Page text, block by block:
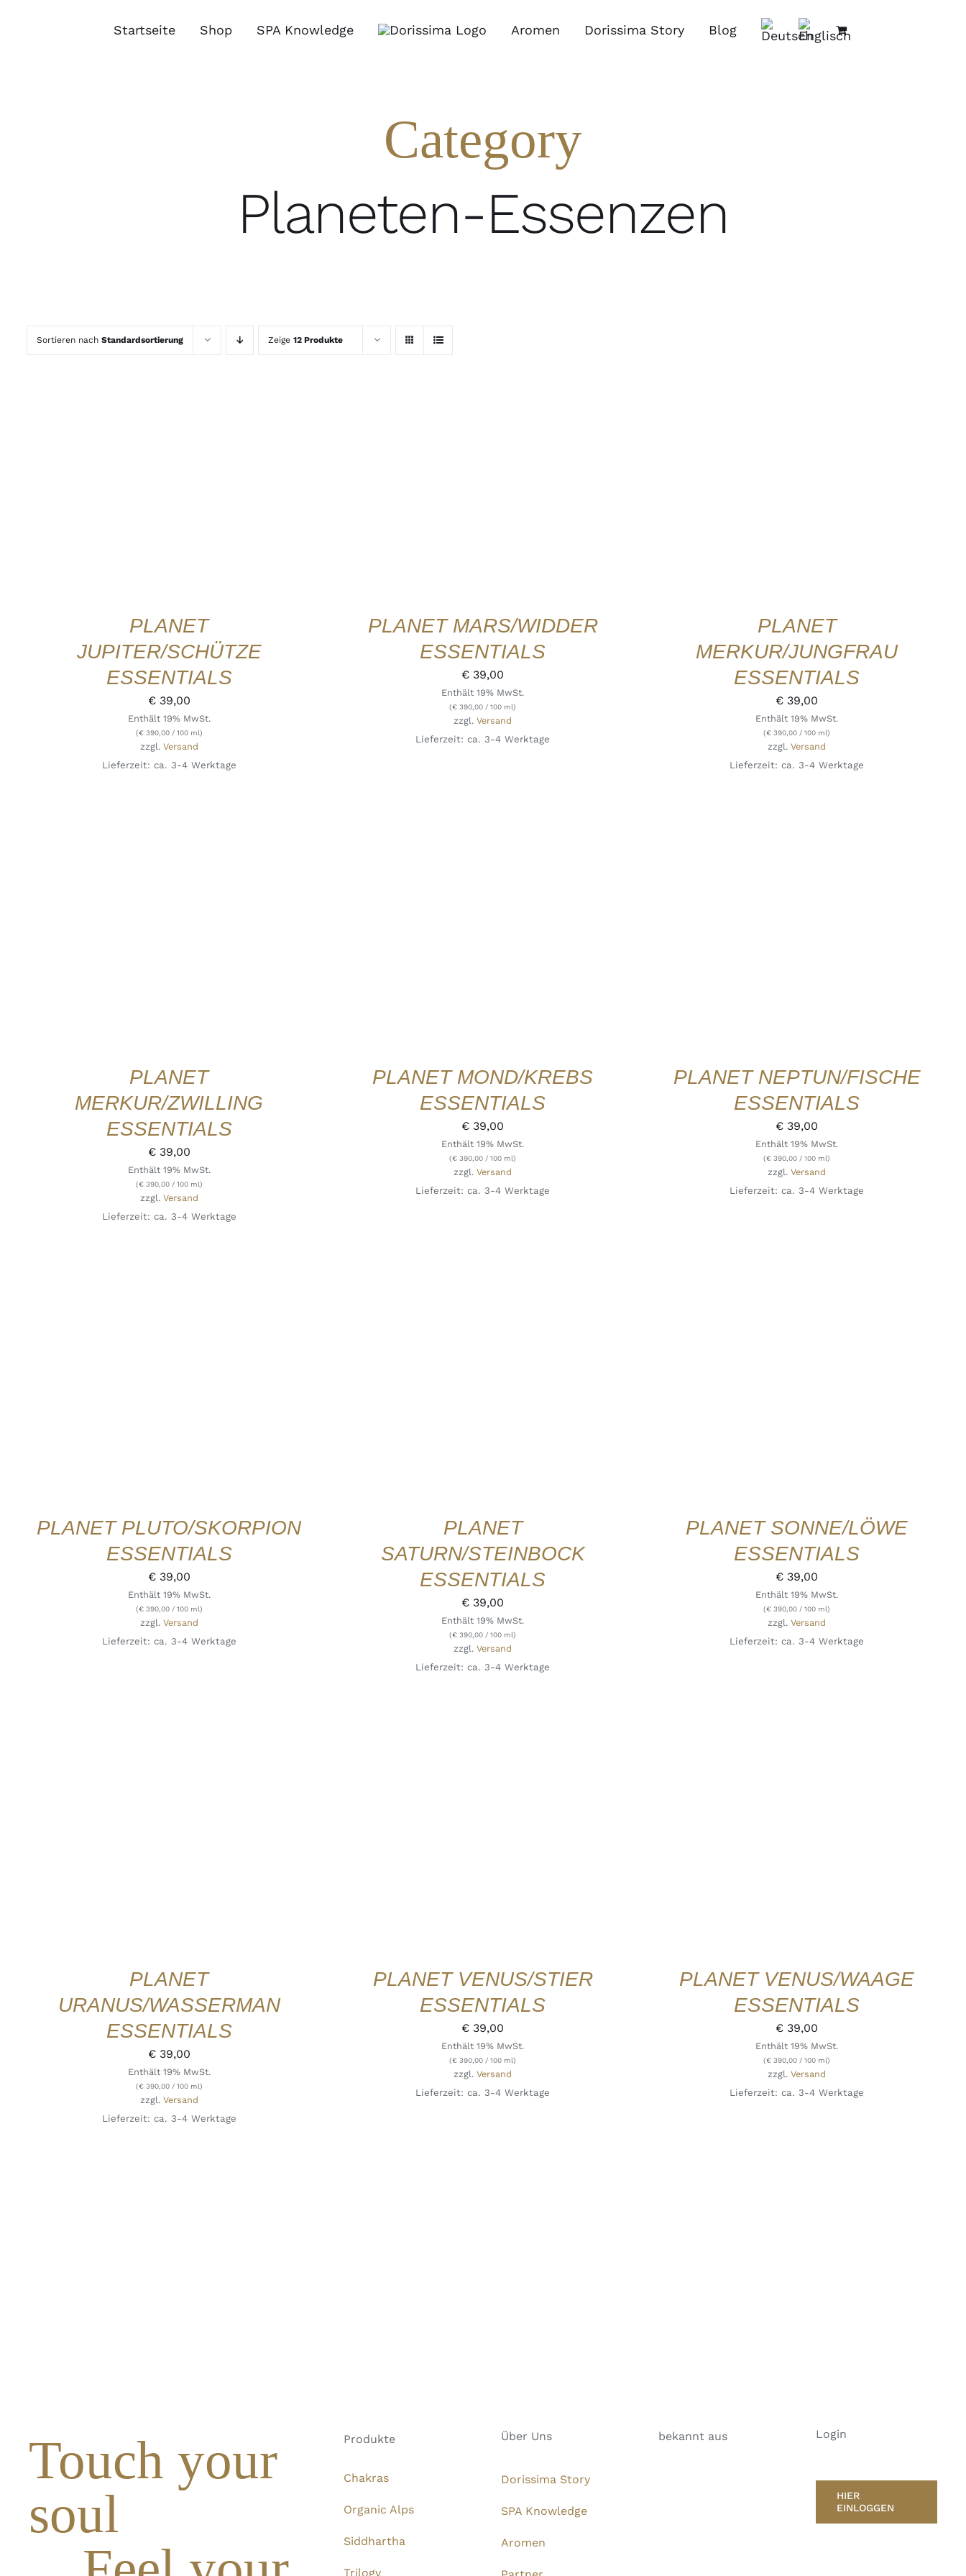
Startseite Shop SPA Knowledge Aromen Dorissima Story Blog
Category
Planeten-Essenzen
Sortieren nach Standardsortierung Zeige 12 Produkte
PLANET
JUPITER/SCHÜTZE
ESSENTIALS
€39,00
Enthält 19% MwSt.
(€390,00/ 100 ml)
zzgl. Versand
Lieferzeit: ca. 3-4 Werktage
PLANET MARS/WIDDER
ESSENTIALS
€ 39,00
Enthält 19% MwSt.
(€ 390,00 / 100 ml)
zzgl.Versand
Lieferzeit: ca. 3-4 Werktage
PLANET
MERKUR/JUNGFRAU
ESSENTIALS
€ 39,00
Enthält 19% MwSt.
(€ 390,00 / 100 ml)
zzgl.Versand
Lieferzeit: ca. 3-4 Werktage
PLANET
MERKUR/ZWILLING
ESSENTIALS
€39,00
Enthält 19% MwSt.
(€390,00/ 100 ml)
zzgl. Versand
Lieferzeit: ca. 3-4 Werktage
PLANET MOND/KREBS
ESSENTIALS
€ 39,00
Enthält 19% MwSt.
(€ 390,00 / 100 ml)
zzgl.Versand
Lieferzeit: ca. 3-4 Werktage
PLANET NEPTUN/FISCHE
ESSENTIALS
€ 39,00
Enthält 19% MwSt.
(€ 390,00 / 100 ml)
zzgl.Versand
Lieferzeit: ca. 3-4 Werktage
PLANET PLUTO/SKORPION
ESSENTIALS
€39,00
Enthält 19% MwSt.
(€390,00/ 100 ml)
zzgl. Versand
Lieferzeit: ca. 3-4 Werktage
PLANET
SATURN/STEINBOCK
ESSENTIALS
€ 39,00
Enthält 19% MwSt.
(€ 390,00 / 100 ml)
zzgl.Versand
Lieferzeit: ca. 3-4 Werktage
PLANET SONNE/LÖWE
ESSENTIALS
€ 39,00
Enthält 19% MwSt.
(€ 390,00 / 100 ml)
zzgl.Versand
Lieferzeit: ca. 3-4 Werktage
PLANET
URANUS/WASSERMAN
ESSENTIALS
€39,00
Enthält 19% MwSt.
(€390,00/ 100 ml)
zzgl. Versand
Lieferzeit: ca. 3-4 Werktage
PLANET VENUS/STIER
ESSENTIALS
€ 39,00
Enthält 19% MwSt.
(€ 390,00 / 100 ml)
zzgl.Versand
Lieferzeit: ca. 3-4 Werktage
PLANET VENUS/WAAGE
ESSENTIALS
€ 39,00
Enthält 19% MwSt.
(€ 390,00 / 100 ml)
zzgl.Versand
Lieferzeit: ca. 3-4 Werktage
Touch your
soul
Produkte
Chakras
Organic Alps
Siddhartha
Trilogy
Über Uns
Dorissima Story
SPA Knowledge
Aromen
bekannt aus Login
HIER
EINLOGGEN